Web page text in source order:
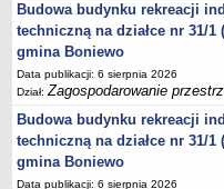
2009
POMOC PUBLICZNA
ŚRODOWISKU I JEGO OCHRONIE
Pliki do pobrania
Udostepnianie informacji o
Informacja o wykazie
Budowa budynku rekreacji
techniczną na działce nr 31/
gmina Boniewo
Data publikacji: 6 sierpnia 2026
Dział:Zagospodarowanie
Budowa budynku rekreacji
techniczną na działce nr 31/
gmina Boniewo
Data publikacji: 6 sierpnia 2026